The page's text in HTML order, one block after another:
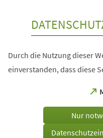
Durch die Nutzung dieser
einverstanden, dass diese
Nur